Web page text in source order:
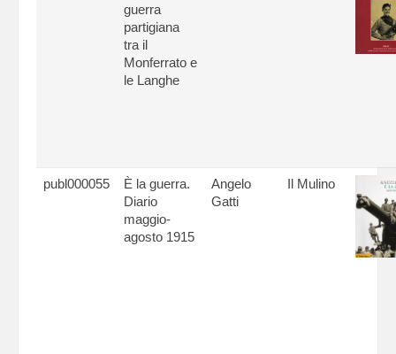
guerra
partigiana
tra il
Monferrato e
le Langhe
publ000055
È la guerra.
Diario
maggio-
agosto 1915
Angelo
Gatti
Il Mulino